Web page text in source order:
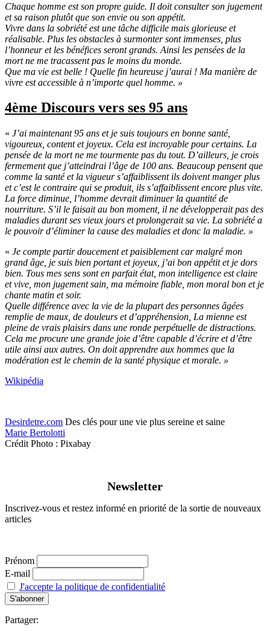
Chaque homme est son propre guide. Il doit consulter son jugement
et sa raison plutôt que son envie ou son appétit.
Vivre dans la sobriété est une tâche difficile mais glorieuse et
réalisable. Plus les obstacles à surmonter sont immenses, plus
l’honneur et les bénéfices seront grands. Ainsi les pensées de la
mort ne me tracassent pas le moins du monde.
Que ma vie est belle ! Quelle fin heureuse j’aurai ! Ma manière de
vivre est accessible à n’importe quel homme. »
4ème Discours vers ses 95 ans
« J’ai maintenant 95 ans et je suis toujours en bonne santé,
vigoureux, content et joyeux. Cela est incroyable pour certains. La
pensée de la mort ne me tourmente pas du tout. D’ailleurs, je crois
fermement que j’atteindrai l’âge de 100 ans. Beaucoup pensent que
comme la santé et la vigueur s’affaiblissent ils doivent manger plus
et c’est le contraire qui se produit, ils s’affaiblissent encore plus vite.
La force diminue, l’homme devrait diminuer la quantité de
nourriture. S’il le faisait au bon moment, il ne développerait pas des
maladies durant ses vieux jours et prolongerait sa vie. La sobriété a
le pouvoir d’éliminer la cause des maladies et donc la maladie. »
« Je compte partir doucement et paisiblement car malgré mon
grand âge, je suis bien portant et joyeux, j’ai bon appétit et je dors
bien. Tous mes sens sont en parfait état, mon intelligence est claire
et vive, mon jugement sain, ma mémoire fiable, mon moral bon et je
chante matin et soir.
Quelle différence avec la vie de la plupart des personnes âgées
remplie de maux, de douleurs et d’appréhension, La mienne est
pleine de vrais plaisirs dans une ronde perpétuelle de distractions.
Cela me procure une grande joie d’être capable d’écrire et d’être
utile ainsi aux autres. On doit apprendre aux hommes que la
modération est le chemin de la santé physique et morale. »
Wikipédia
Desirdetre.com Des clés pour une vie plus sereine et saine
Marie Bertolotti
Crédit Photo : Pixabay
Newsletter
Inscrivez-vous et restez informé en priorité de la sortie de nouveaux
articles
Prénom
E-mail
J'accepte la politique de confidentialité
Partager: